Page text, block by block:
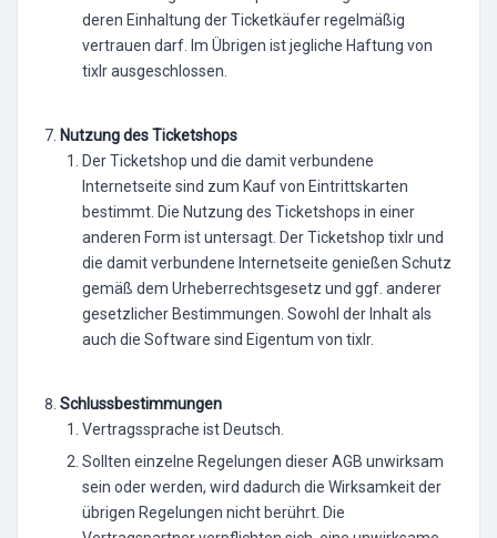
deren Einhaltung der Ticketkäufer regelmäßig
vertrauen darf. Im Übrigen ist jegliche Haftung von
tixlr ausgeschlossen.
Nutzung des Ticketshops
Der Ticketshop und die damit verbundene
Internetseite sind zum Kauf von Eintrittskarten
bestimmt. Die Nutzung des Ticketshops in einer
anderen Form ist untersagt. Der Ticketshop tixlr und
die damit verbundene Internetseite genießen Schutz
gemäß dem Urheberrechtsgesetz und ggf. anderer
gesetzlicher Bestimmungen. Sowohl der Inhalt als
auch die Software sind Eigentum von tixlr.
Schlussbestimmungen
Vertragssprache ist Deutsch.
Sollten einzelne Regelungen dieser AGB unwirksam
sein oder werden, wird dadurch die Wirksamkeit der
übrigen Regelungen nicht berührt. Die